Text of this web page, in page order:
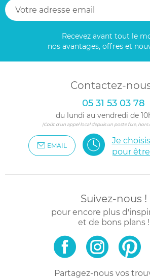
Recevez avant tout le
nos avantages, offres et
Contactez-
05 31 53 03 78
du lundi au vendredi de
(Coût d'un appel local depuis un poste fixe,
EMAIL
Je
pour
Suivez-nous !
pour encore plus
et de bons plans !
Partagez-nous vos